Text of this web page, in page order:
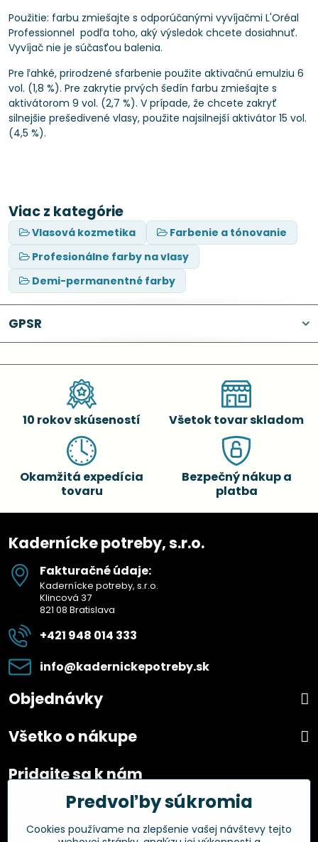
Použitie: farbu zmiešajte s odporúčanými vyvíjačmi L'Oréal
Professionnel podľa toho, aký výsledok chcete dosiahnuť.
Vyvíjač nie je súčasťou balenia.
Pre ľahké, prirodzené sfarbenie použite aktivačnú emulziu 6
vol. (1,8 %). Pre zakrytie prvých šedín farbu zmiešajte s
aktivátorom 9 vol. (2,7 %). V prípade, že chcete zakryť
silnejšie prešedivené vlasy, použite najsilnejší aktivátor 15 vol.
(4,5 %).
Viac z kategórie
Vlasová kozmetika
Farbenie a tónovanie
Profesionálne farby na vlasy
Demi-permanentné farby
GPSR
10 rokov skúseností Všetok tovar skladom
Okamžitá expedícia
tovaru
Bezpečný nákup a
platba
Kadernícke potreby, s.r.o.
Fakturačné údaje:
Kadernícke potreby, s.r.o.
Klincová 37
821 08 Bratislava
+421 948 014 333
info​@kadernickepotreby​.sk
Objednávky
Všetko o nákupe
Pridajte sa k nám
FacebookPredvoľby súkromia
Cookies používame na zlepšenie vašej návštevy tejto